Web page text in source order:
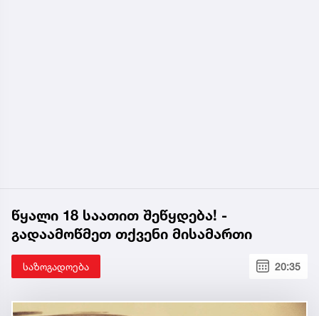
წყალი 18 საათით შეწყდება! -
გადაამოწმეთ თქვენი მისამართი
საზოგადოება 20:35